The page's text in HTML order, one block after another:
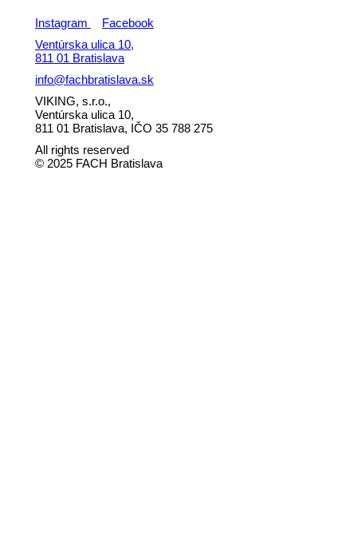
Instagram
Facebook
Ventúrska ulica 10,
811 01 Bratislava
info@fachbratislava.sk
VIKING, s.r.o.,
Ventúrska ulica 10,
811 01 Bratislava, IČO 35 788 275
All rights reserved
© 2025 FACH Bratislava